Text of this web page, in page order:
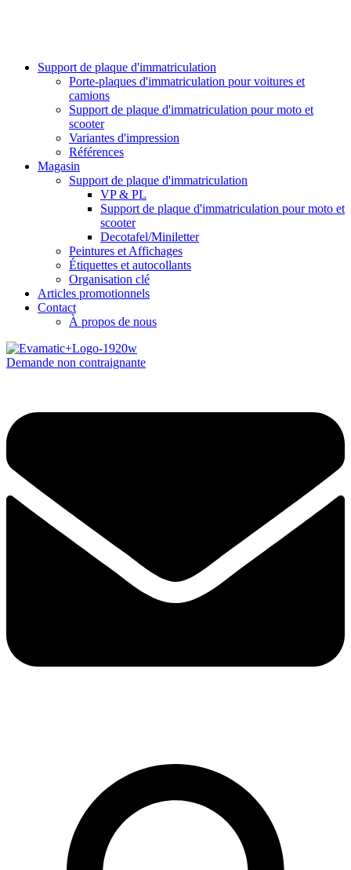
Support de plaque d'immatriculation
Porte-plaques d'immatriculation pour voitures et
camions
Support de plaque d'immatriculation pour moto et
scooter
Variantes d'impression
Références
Magasin
Support de plaque d'immatriculation
VP & PL
Support de plaque d'immatriculation pour moto et
scooter
Decotafel/Miniletter
Peintures et Affichages
Étiquettes et autocollants
Organisation clé
Articles promotionnels
Contact
À propos de nous
Demande non contraignante